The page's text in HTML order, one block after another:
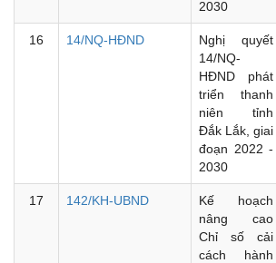
2030
16 14/NQ-HĐND
Nghị quyết
14/NQ-
HĐND phát
triển thanh
niên tỉnh
Đắk Lắk, giai
đoạn 2022 -
2030
17 142/KH-UBND
Kế hoạch
nâng cao
Chỉ số cải
cách hành